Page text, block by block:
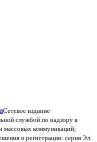
Сетевое издание
службой по надзору в
массовых коммуникаций;
о регистрации: серия Эл